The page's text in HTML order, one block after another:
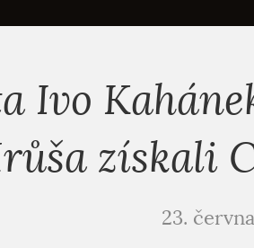
Ivo
získali
23. června